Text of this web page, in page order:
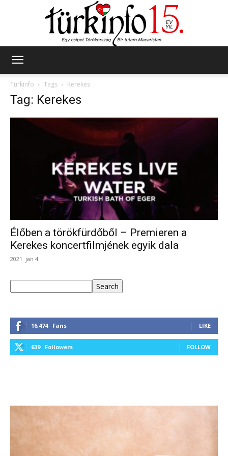
Türkinfo
Tags Kerekes
Tag: Kerekes
Élőben a törökfürdőből – Premieren a
Kerekes koncertfilmjének egyik dala
2021. jan 4.
Search
16,474 Fans LIKE
639 Followers FOLLOW